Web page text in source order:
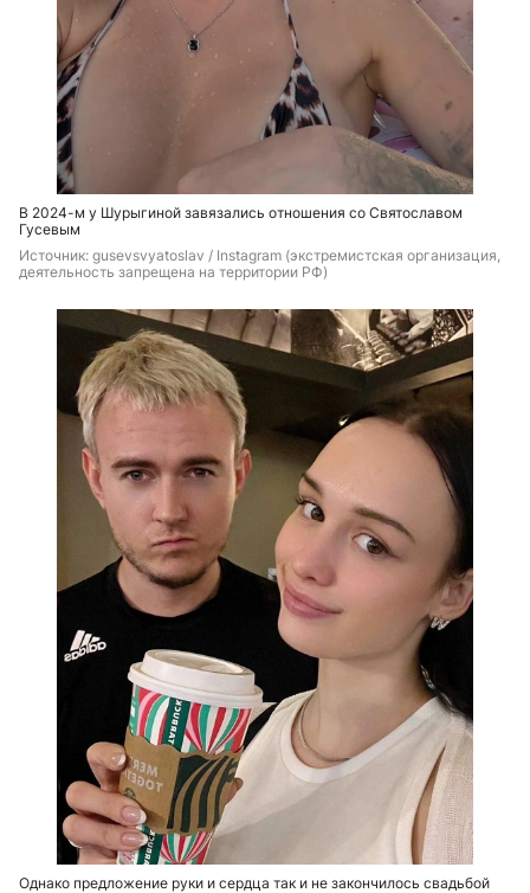
В 2024-м у Шурыгиной завязались отношения со Святославом
Гусевым
Источник: gusevsvyatoslav / Instagram (экстремистская организация,
деятельность запрещена на территории РФ)
Однако предложение руки и сердца так и не закончилось свадьбой